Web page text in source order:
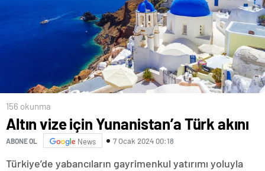
156 okunma
Altın vize için Yunanistan’a Türk akını
ABONE OL News 7 Ocak 2024 00:18
Türkiye’de yabancıların gayrimenkul yatırımı yoluyla